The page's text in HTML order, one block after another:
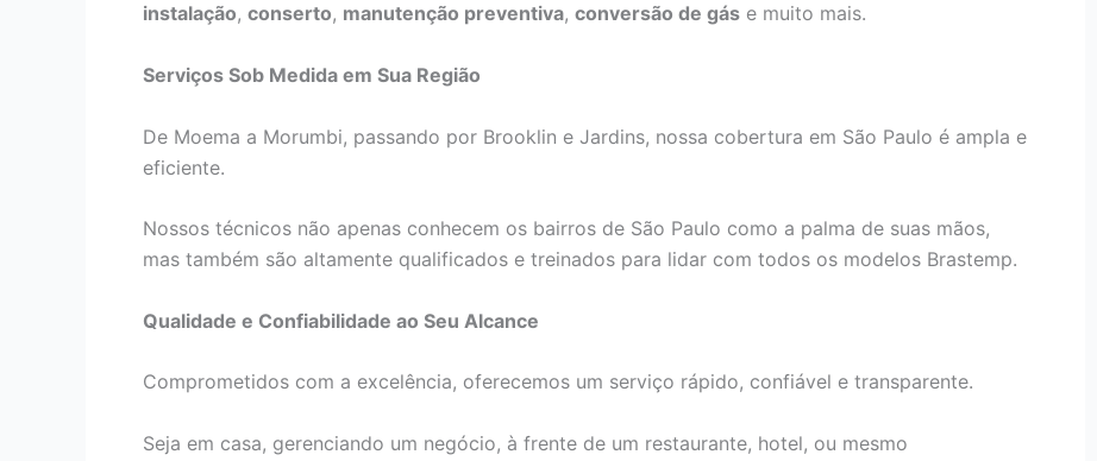
instalação, conserto, manutenção preventiva, conversão de gás e muito mais.
Serviços Sob Medida em Sua Região
De Moema a Morumbi, passando por Brooklin e Jardins, nossa cobertura em São Paulo é ampla e
eficiente.
Nossos técnicos não apenas conhecem os bairros de São Paulo como a palma de suas mãos,
mas também são altamente qualificados e treinados para lidar com todos os modelos Brastemp.
Qualidade e Confiabilidade ao Seu Alcance
Comprometidos com a excelência, oferecemos um serviço rápido, confiável e transparente.
Seja em casa, gerenciando um negócio, à frente de um restaurante, hotel, ou mesmo